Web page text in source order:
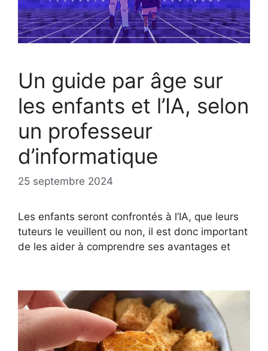
Un guide par âge sur
les enfants et l’IA, selon
un professeur
d’informatique
25 septembre 2024
Les enfants seront confrontés à l’IA, que leurs
tuteurs le veuillent ou non, il est donc important
de les aider à comprendre ses avantages et